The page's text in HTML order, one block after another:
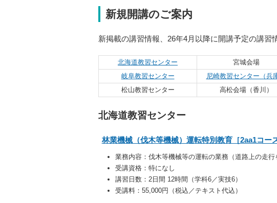
新規開講のご案内
新掲載の講習情報、26年4月以降に開講予定の講習
北海道教習センター 宮城会場
岐阜教習センター
尼崎教習センター（兵
松山教習センター
高松会場（香川）
北海道教習センター
林業機械（伐木等機械）運転特別教育［2aa1コース
業務内容：伐木等機械等の運転の業務（道路上の走行
受講資格：特になし
講習日数：2日間 12時間（学科6／実技6）
受講料：55,000円（税込／テキスト代込）